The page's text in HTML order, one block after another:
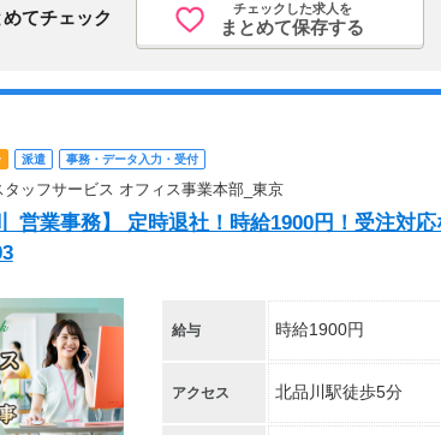
めてチェック チェックした求人を
まとめて保存する
派遣 事務・データ入力・受付
タッフサービス オフィス事業本部_東京
_営業事務】 定時退社！時給1900円！受注対
給与 時給1900円
アクセス 北品川駅徒歩5分